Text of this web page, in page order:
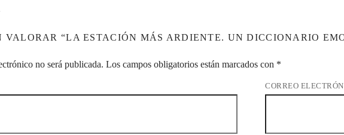
VALORAR “LA ESTACIÓN MÁS ARDIENTE. UN DICCIONARIO
no será publicada. Los campos obligatorios están marcados con *
CORREO